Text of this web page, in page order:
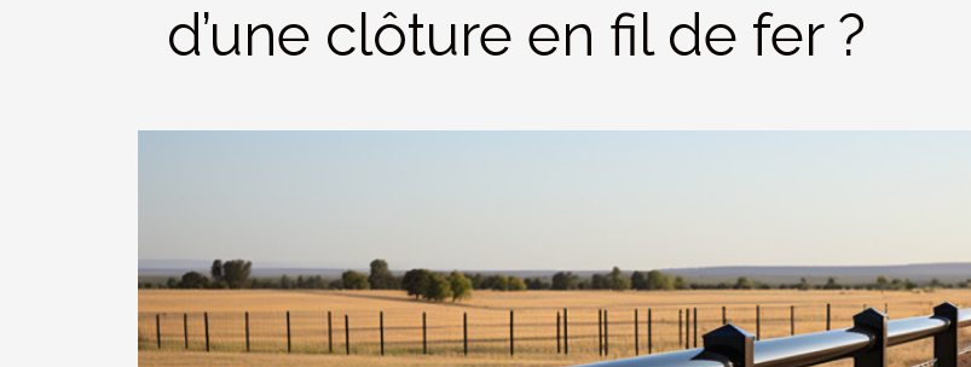
d’une clôture en fil de fer ?